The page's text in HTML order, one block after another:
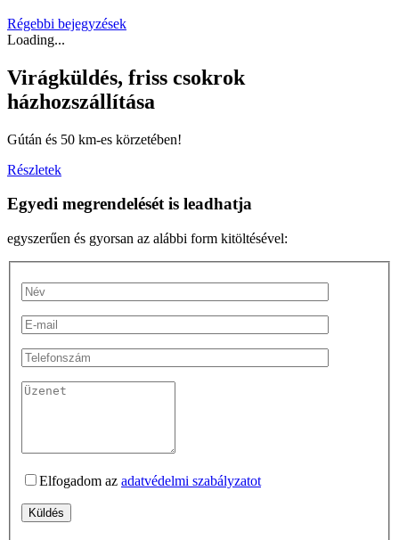
Régebbi bejegyzések
Loading...
Virágküldés, friss csokrok
házhozszállítása
Gútán és 50 km-es körzetében!
Részletek
Egyedi megrendelését is leadhatja
egyszerűen és gyorsan az alábbi form kitöltésével:
Elfogadom az adatvédelmi szabályzatot
Küldés